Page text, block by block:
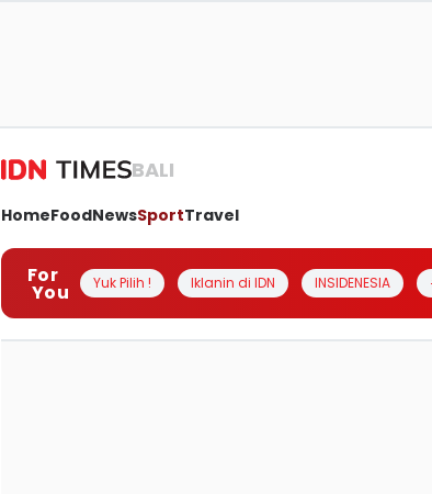
BALI
HomeFoodNewsSportTravel
For
You Yuk Pilih ! Iklanin di IDN INSIDENESIA